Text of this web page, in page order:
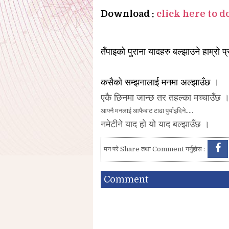
Download : click here to
तँपाइको पुराना यादहरु बल्झाउने हाम्रो
कसैको सम्झनालाई मनमा अल्झाउँछ ।
एकै छिनमा जान्छ तर तहल्का मच्चाउँछ
आफ्नै मनलाई आफैबाट टाढा पुर्याइदिने…..
नमेटीने याद हो यो याद बल्झाउँछ ।
मन परे Share तथा Comment गर्नुहोस :
Comment